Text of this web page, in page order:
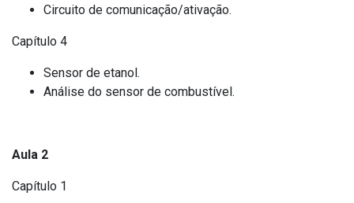
Circuito de comunicação/ativação.
Capítulo 4
Sensor de etanol.
Análise do sensor de combustível.
Aula 2
Capítulo 1